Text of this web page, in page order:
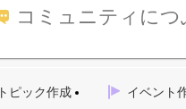
コミュニティに
トピック作成 イベント